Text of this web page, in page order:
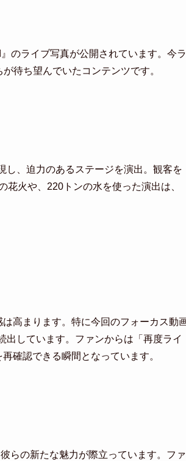
のライブ写真が公開されています。今ラ
待ち望んでいたコンテンツです。
し、迫力のあるステージを演出。観客を
火や、220トンの水を使った演出は、
高まります。特に今回のフォーカス動
しています。ファンからは「再度ライ
確認できる瞬間となっています。
らの新たな魅力が際立っています。ファ